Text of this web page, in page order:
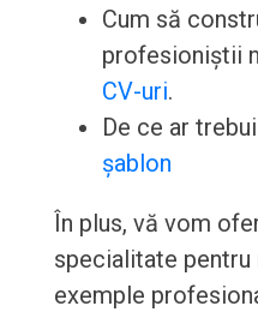
Cum să
profesioniștii
CV-uri.
De ce ar
șablon
În plus, vă vom
specialitate pentru
exemple